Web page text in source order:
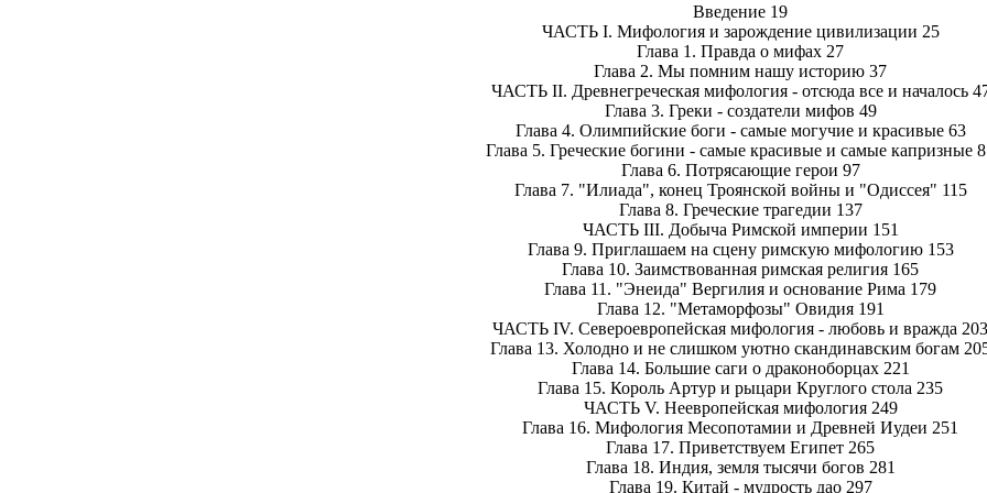
Введение 19
ЧАСТЬ I. Мифология и зарождение цивилизации 25
Глава 1. Правда о мифах 27
Глава 2. Мы помним нашу историю 37
ЧАСТЬ II. Древнегреческая мифология - отсюда все и началось
Глава 3. Греки - создатели мифов 49
Глава 4. Олимпийские боги - самые могучие и красивые 63
Глава 5. Греческие богини - самые красивые и самые капризные
Глава 6. Потрясающие герои 97
Глава 7. "Илиада", конец Троянской войны и "Одиссея" 115
Глава 8. Греческие трагедии 137
ЧАСТЬ III. Добыча Римской империи 151
Глава 9. Приглашаем на сцену римскую мифологию 153
Глава 10. Заимствованная римская религия 165
Глава 11. "Энеида" Вергилия и основание Рима 179
Глава 12. "Метаморфозы" Овидия 191
ЧАСТЬ IV. Североевропейская мифология - любовь и вражда 203
Глава 13. Холодно и не слишком уютно скандинавским богам
Глава 14. Большие саги о драконоборцах 221
Глава 15. Король Артур и рыцари Круглого стола 235
ЧАСТЬ V. Неевропейская мифология 249
Глава 16. Мифология Месопотамии и Древней Иудеи 251
Глава 17. Приветствуем Египет 265
Глава 18. Индия, земля тысячи богов 281
Глава 19. Китай - мудрость дао 297